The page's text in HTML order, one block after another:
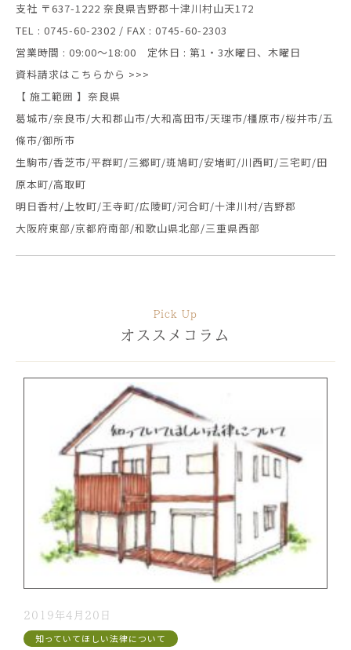
支社 〒637-1222 奈良県吉野郡十津川村山天172
TEL : 0745-60-2302 / FAX : 0745-60-2303
営業時間 : 09:00～18:00 定休日 : 第1・3水曜日、木曜日
資料請求はこちらから >>>
【 施工範囲 】奈良県
葛城市/奈良市/大和郡山市/大和高田市/天理市/橿原市/桜井市/五
條市/御所市
生駒市/香芝市/平群町/三郷町/斑鳩町/安堵町/川西町/三宅町/田
原本町/高取町
明日香村/上牧町/王寺町/広陵町/河合町/十津川村/吉野郡
大阪府東部/京都府南部/和歌山県北部/三重県西部
Pick Up
オススメコラム
2019年4月20日
知っていてほしい法律について